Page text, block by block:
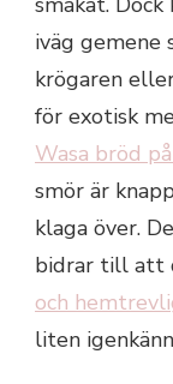
iväg gemene
krögaren
för exotisk
Wasa bröd
smör är
klaga över.
bidrar till att
och
liten